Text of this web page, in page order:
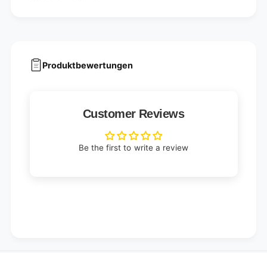
Produktbewertungen
Customer Reviews
Be the first to write a review